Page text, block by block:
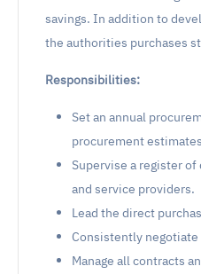
savings. In addition to
the authorities purchases
Responsibilities:
Set an annual
procurement
Supervise a register
and service providers.
Lead the direct
Consistently
Manage all contracts